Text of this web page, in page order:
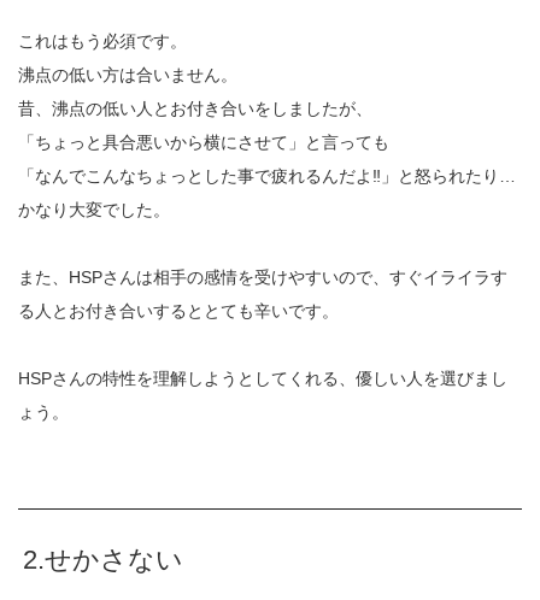
これはもう必須です。
沸点の低い方は合いません。
昔、沸点の低い人とお付き合いをしましたが、
「ちょっと具合悪いから横にさせて」と言っても
「なんでこんなちょっとした事で疲れるんだよ‼︎」と怒られたり
かなり大変でした。
また、HSPさんは相手の感情を受けやすいので、すぐイライラす
る人とお付き合いするととても辛いです。
HSPさんの特性を理解しようとしてくれる、優しい人を選びまし
ょう。
2.せかさない